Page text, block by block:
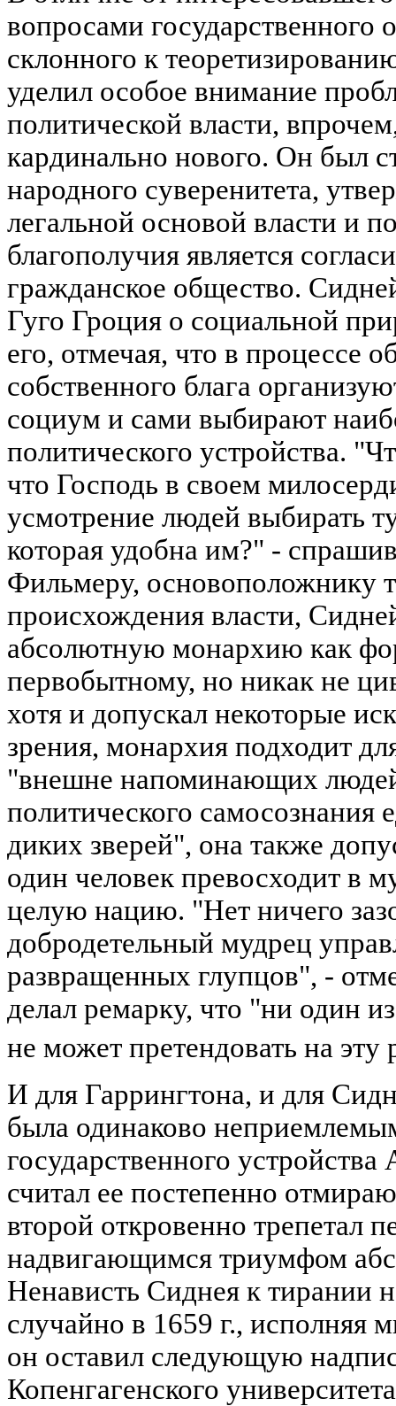
вопросами государственного
склонного к
уделил особое внимание
политической власти,
кардинально нового. Он был
народного суверенитета,
легальной основой власти и
благополучия является
гражданское общество.
Гуго Гроция о социальной
его, отмечая, что в процессе
собственного блага
социум и сами выбирают
политического устройства.
что Господь в своем
усмотрение людей выбирать
которая удобна им?" -
Фильмеру, основоположнику
происхождения власти,
абсолютную монархию как
первобытному, но никак не
хотя и допускал некоторые
зрения, монархия подходит
"внешне напоминающих
политического самосознания
диких зверей", она также
один человек превосходит в
целую нацию. "Нет ничего
добродетельный мудрец
развращенных глупцов", -
делал ремарку, что "ни один
не может претендовать на эту
И для Гаррингтона, и для
была одинаково
государственного
считал ее постепенно
второй откровенно трепетал
надвигающимся триумфом
Ненависть Сиднея к тирании
случайно в 1659 г.,
он оставил следующую
Копенгагенского